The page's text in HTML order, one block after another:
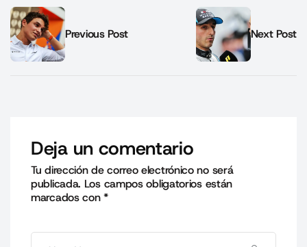
Previous Post Next Post
Deja un comentario
Tu dirección de correo electrónico no será
publicada. Los campos obligatorios están
marcados con*